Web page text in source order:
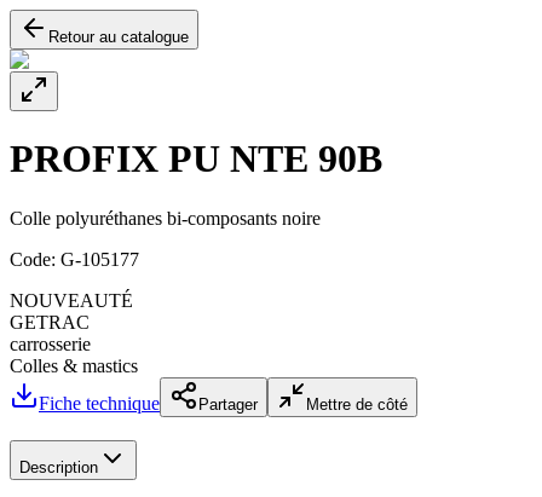
Retour au catalogue
PROFIX PU NTE 90B
Colle polyuréthanes bi-composants noire
Code: G-105177
NOUVEAUTÉ
GETRAC
carrosserie
Colles & mastics
Fiche technique
Partager Mettre de côté
Description